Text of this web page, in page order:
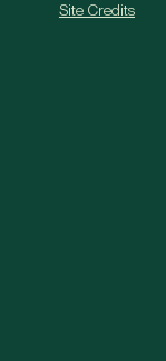
Site Credits